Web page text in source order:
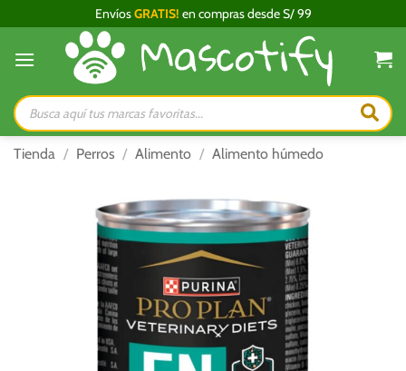
al
contenido
EnvíosGRATIS! en compras desde S/ 99
Búsqueda
de
productos
Tienda / Perros / Alimento / Alimento húmedo